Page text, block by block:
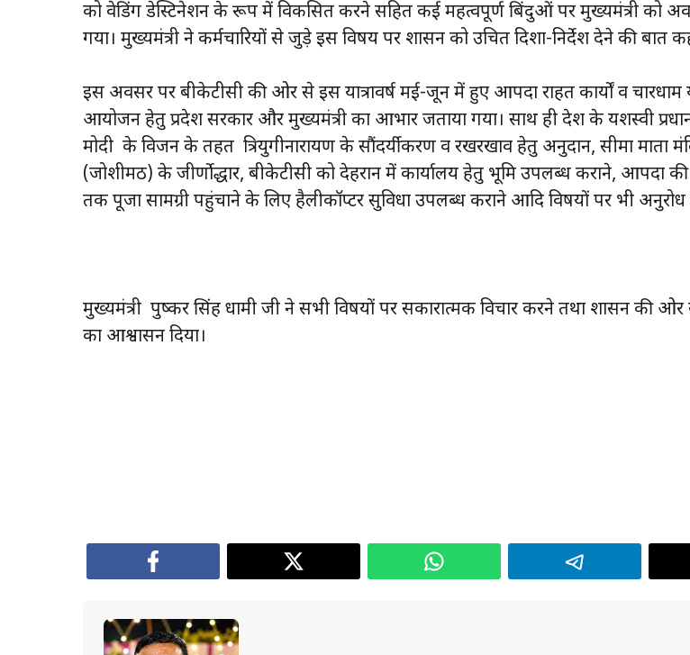
को वेडिंग डेस्टिनेशन के रूप में विकसित करने सहित कई महत्वपूर्ण बिंदुओं पर मुख्यमंत्री को
गया। मुख्यमंत्री ने कर्मचारियों से जुड़े इस विषय पर शासन को उचित दिशा-निर्देश देने की बात
इस अवसर पर बीकेटीसी की ओर से इस यात्रावर्ष मई-जून में हुए आपदा राहत कार्यों व चारधाम
आयोजन हेतु प्रदेश सरकार और मुख्यमंत्री का आभार जताया गया। साथ ही देश के यशस्वी
मोदी के विजन के तहत त्रियुगीनारायण के सौंदर्यीकरण व रखरखाव हेतु अनुदान, सीमा माता
(जोशीमठ) के जीर्णोद्धार, बीकेटीसी को देहरादून में कार्यालय हेतु भूमि उपलब्ध कराने, आपदा की
तक पूजा सामग्री पहुंचाने के लिए हैलीकॉप्टर सुविधा उपलब्ध कराने आदि विषयों पर भी अनुरोध
मुख्यमंत्री पुष्कर सिंह धामी जी ने सभी विषयों पर सकारात्मक विचार करने तथा शासन की
का आश्वासन दिया।